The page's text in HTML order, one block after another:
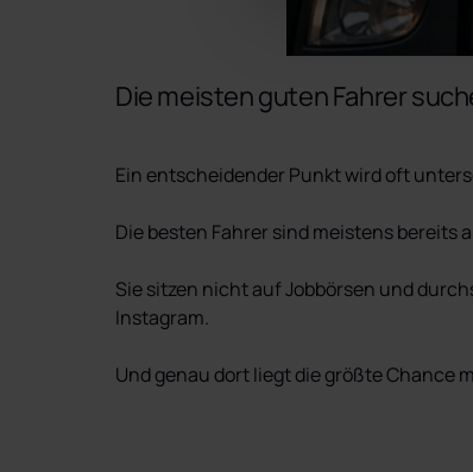
Die meisten guten Fahrer
Ein entscheidender Punkt wird oft
Die besten Fahrer sind meistens bereits
Sie sitzen nicht auf Jobbörsen und
Instagram.
Und genau dort liegt die größte Chance